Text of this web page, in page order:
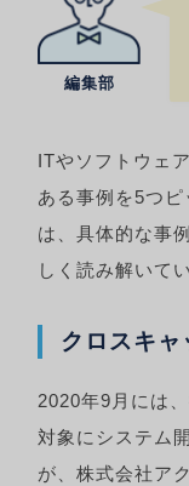
編集部
ITやソフトウェ
ある事例を5つ
は、具体的な事
しく読み解いて
クロスキ
2020年9月には
対象にシステム
が、株式会社ア